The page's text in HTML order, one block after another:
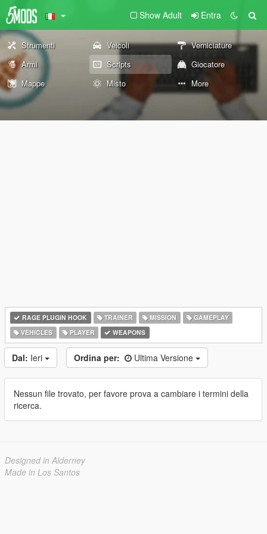
Show Adult Entra
Strumenti Veicoli
Verniciature
Armi
Scripts
Giocatore
Mappe
Misto More
RAGE PLUGIN HOOK TRAINER MISSION
GAMEPLAY
VEHICLES
PLAYER WEAPONS
Dal: Ieri Ordina per: Ultima Versione
Nessun file trovato, per favore prova a cambiare i termini della
ricerca.
Designed in Alderney
Made in Los Santos